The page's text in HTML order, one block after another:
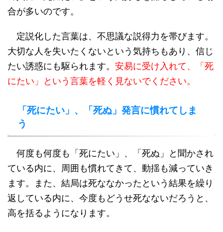
合が多いのです。
定説化した言葉は、不思議な説得力を帯びます。
大切な人を失いたくないという気持ちもあり、信じ
たい誘惑にも駆られます。 安易に受け入れて、「死
にたい」という言葉を軽く見ないでください。
「死にたい」、「死ぬ」発言に慣れてしま
う
何度も何度も「死にたい」、「死ぬ」と聞かされ
ている内に、周囲も慣れてきて、動揺も減っていき
ます。また、結局は死ななかったという結果を繰り
返している内に、今度もどうせ死なないだろうと、
高を括るようになります。